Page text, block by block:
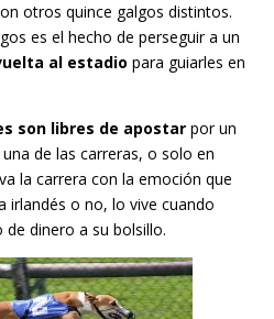
otros quince galgos distintos.
es el hecho de perseguir a un
al estadio para guiarles en
son libres de apostar por un
de las carreras, o solo en
la carrera con la emoción que
irlandés o no, lo vive cuando
de dinero a su bolsillo.